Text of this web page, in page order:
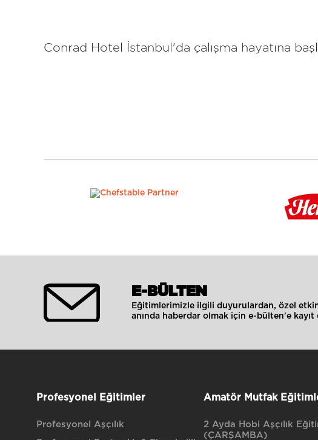
Conrad Hotel İstanbul'da çalışma hayatına
E-BÜLTEN
Eğitimlerimizle ilgili duyurulardan, özel
anında haberdar olmak için e-bülten'e kayıt
Profesyonel Eğitimler
Profesyonel Aşçılık
Amatör Mutfak
2 Ayda Hobi Aşçılık
(ÇARŞAMBA)